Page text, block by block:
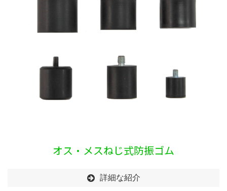
オス・メスねじ式防振ゴム
詳細な紹介